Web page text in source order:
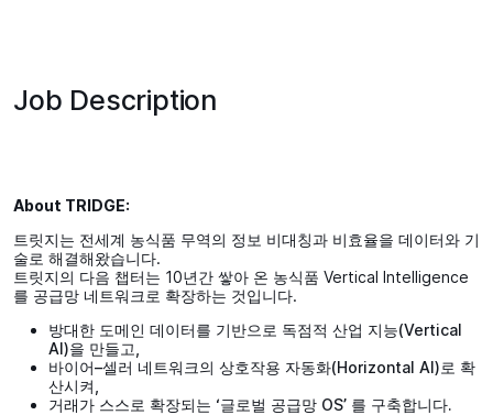
Job Description
About TRIDGE:
트릿지는 전세계 농식품 무역의 정보 비대칭과 비효율을 데이터와 기
술로 해결해왔습니다.
트릿지의 다음 챕터는 10년간 쌓아 온 농식품 Vertical Intelligence
를 공급망 네트워크로 확장하는 것입니다.
방대한 도메인 데이터를 기반으로 독점적 산업 지능(Vertical
AI)을 만들고,
바이어–셀러 네트워크의 상호작용 자동화(Horizontal AI)로 확
산시켜,
거래가 스스로 확장되는 ‘글로벌 공급망 OS’ 를 구축합니다.